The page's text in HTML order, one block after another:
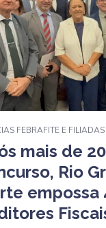
FEBRAFITE E FILIADAS
mais de
Rio
empossa